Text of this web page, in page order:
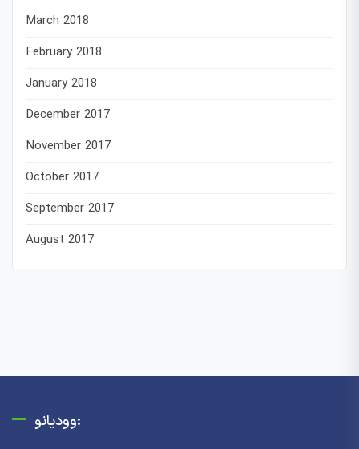
March 2018
February 2018
January 2018
December 2017
November 2017
October 2017
September 2017
August 2017
وودیانو: